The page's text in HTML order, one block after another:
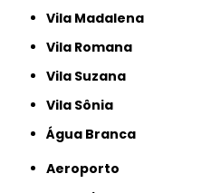
Vila Madalena
Vila Romana
Vila Suzana
Vila Sônia
Água Branca
Aeroporto